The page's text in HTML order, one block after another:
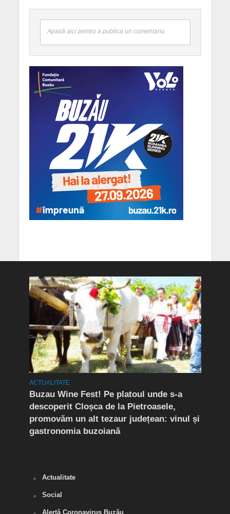
Apasă aici pentru a publica un comentariu
ACTUALITATE
Buzau Wine Fest! Pe platoul unde s-a
descoperit Cloșca de la Pietroasele,
promovăm un alt tezaur județean: vinul și
gastronomia buzoiană
Actualitate
Social
Alertă Coronavirus Buzău